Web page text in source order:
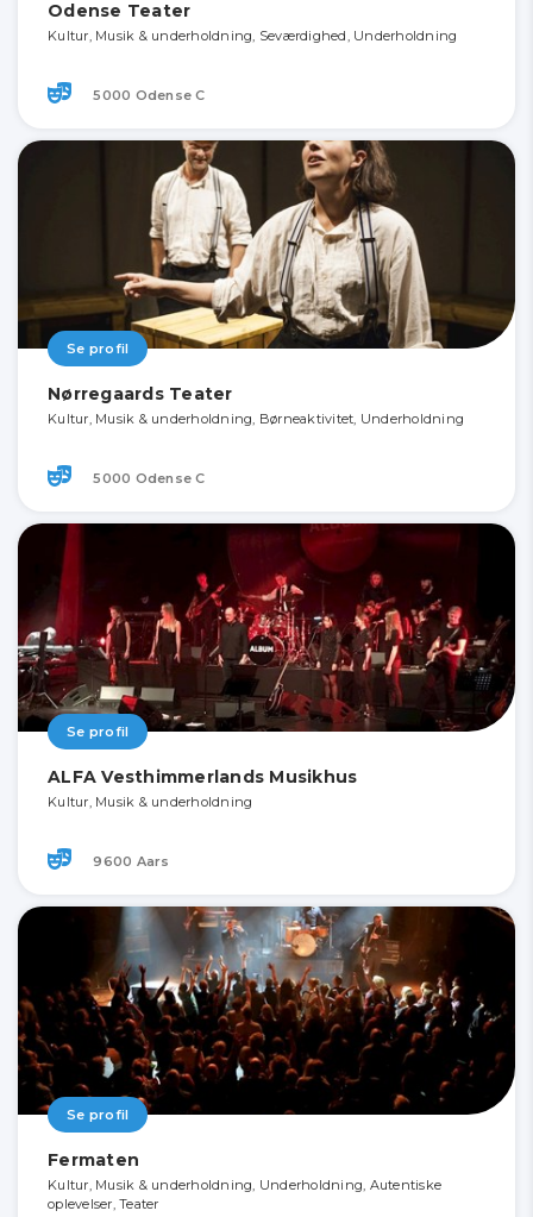
Odense Teater
Kultur, Musik & underholdning, Seværdighed, Underholdning
5000 Odense C
Se profil
Nørregaards Teater
Kultur, Musik & underholdning, Børneaktivitet, Underholdning
5000 Odense C
Se profil
ALFA Vesthimmerlands Musikhus
Kultur, Musik & underholdning
9600 Aars
Se profil
Fermaten
Kultur, Musik & underholdning, Underholdning, Autentiske
oplevelser, Teater